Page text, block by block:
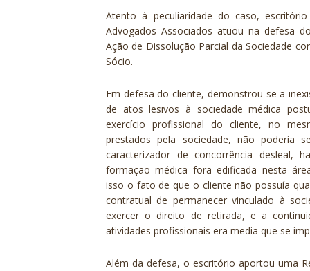
Atento à peculiaridade do caso,
Advogados Associados atuou na defesa
Ação de Dissolução Parcial da Sociedade
Sócio.
Em defesa do cliente, demonstrou-se a
de atos lesivos à sociedade médica
exercício profissional do cliente, no
prestados pela sociedade, não poderia
caracterizador de concorrência desleal,
formação médica fora edificada nesta
isso o fato de que o cliente não possuía
contratual de permanecer vinculado à
exercer o direito de retirada, e a
atividades profissionais era media que se
Além da defesa, o escritório aportou uma